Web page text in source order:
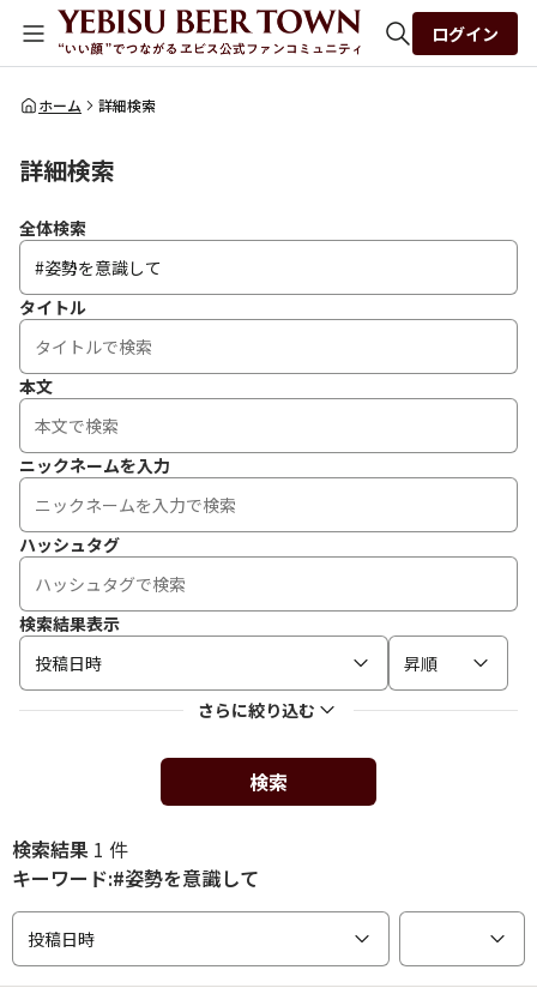
全体検索
ログイン
ホーム 詳細検索
詳細検索
全体検索
タイトル
本文
ニックネームを入力
ハッシュタグ
検索結果表示
投稿日時
昇順
さらに絞り込む
検索
検索結果 1 件
キーワード:#姿勢を意識して
投稿日時